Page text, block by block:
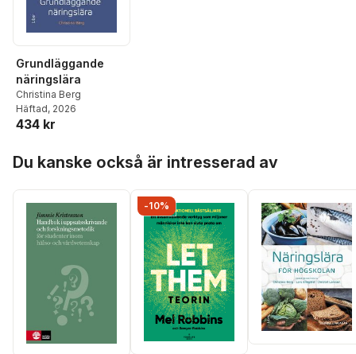
Grundläggande
näringslära
Christina Berg
Häftad, 2026
434 kr
Du kanske också är intresserad av
-10%